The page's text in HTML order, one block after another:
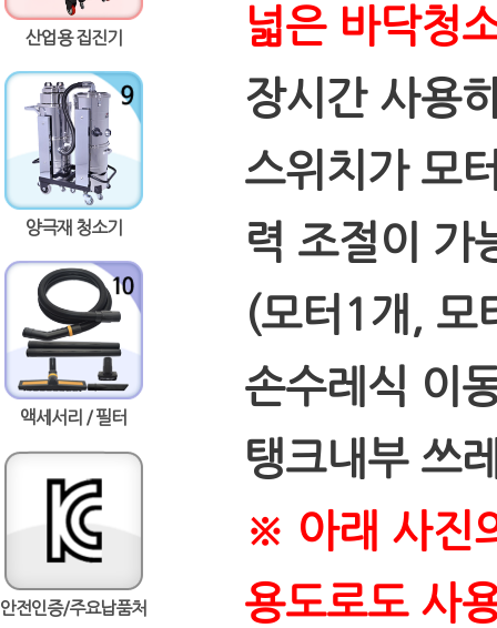
산업용 집진기
양극재 청소기
액세서리 / 필터
안전인증/주요납품처
넓은 바닥청
장시간 사용
스위치가 모
력 조절이 가
(모터1개, 모
손수레식 이
탱크내부 쓰
※ 아래 사진
용도로도 사